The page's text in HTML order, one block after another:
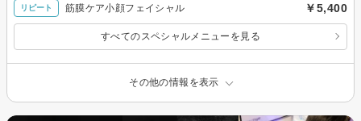
リピート 筋膜ケア小顔フェイシャル ￥5,400
すべてのスペシャルメニューを見る
その他の情報を表示